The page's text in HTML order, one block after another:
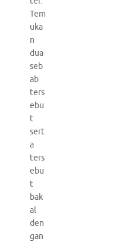
Tem
uka
n
dua
seb
ab
ters
ebu
t
sert
a
ters
ebu
t
bak
al
den
gan